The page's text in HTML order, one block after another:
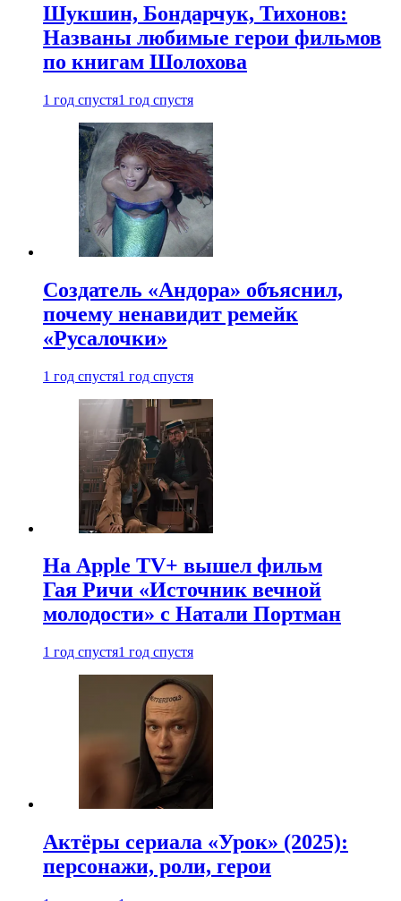
Шукшин, Бондарчук, Тихонов:
Названы любимые герои фильмов
по книгам Шолохова
1 год спустя1 год спустя
Создатель «Андора» объяснил,
почему ненавидит ремейк
«Русалочки»
1 год спустя1 год спустя
На Apple TV+ вышел фильм
Гая Ричи «Источник вечной
молодости» с Натали Портман
1 год спустя1 год спустя
Актёры сериала «Урок» (2025):
персонажи, роли, герои